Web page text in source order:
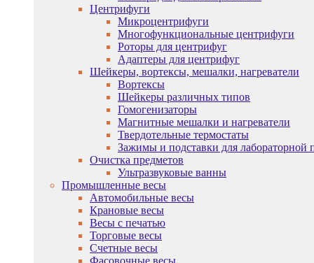
Центрифуги
Микроцентрифуги
Многофункциональные центрифуги
Роторы для центрифуг
Адаптеры для центрифуг
Шейкеры, вортексы, мешалки, нагреватели
Вортексы
Шейкеры различных типов
Гомогенизаторы
Магнитные мешалки и нагреватели
Твердотельные термостаты
Зажимы и подставки для лабораторной
Очистка предметов
Ультразвуковые ванны
Промышленные весы
Автомобильные весы
Крановые весы
Весы с печатью
Торговые весы
Счетные весы
Фасовочные весы